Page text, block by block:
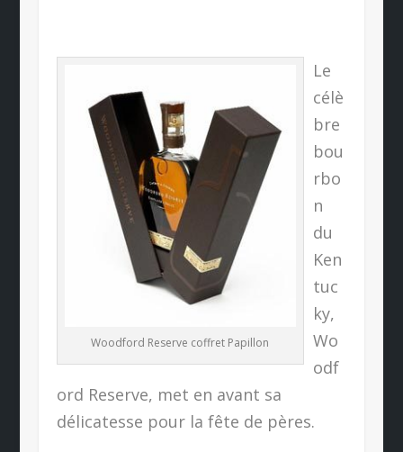
Woodford Reserve coffret Papillon
Le
célè
bre
bou
rbo
n
du
Ken
tuc
ky,
Wo
odf
ord Reserve, met en avant sa
délicatesse pour la fête de pères.